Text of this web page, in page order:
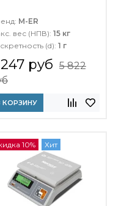
M-ER
вес (НПВ): 15 кг
(d): 1 г
руб 5 822
КОРЗИНУ
10% Хит